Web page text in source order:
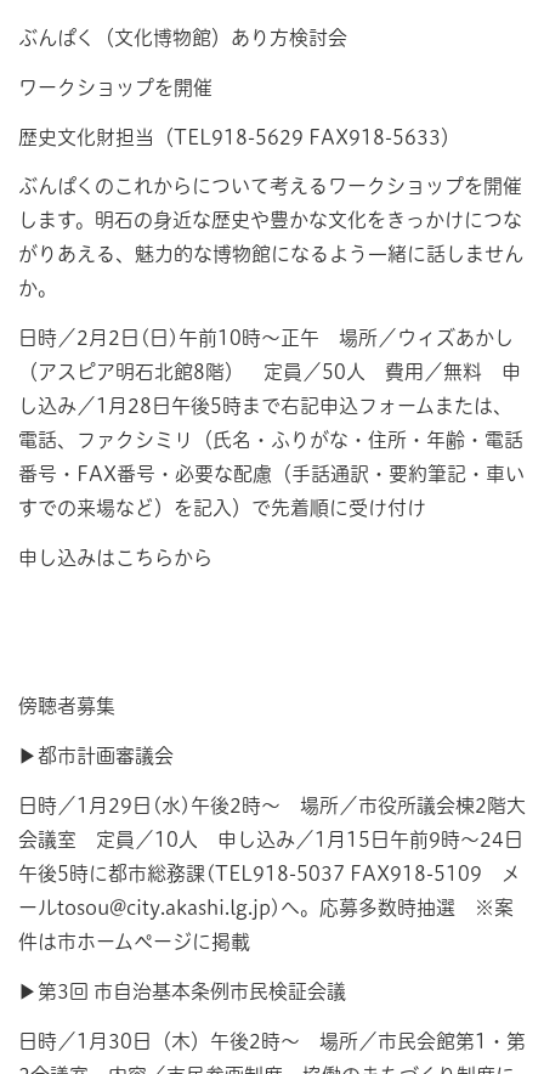
ぶんぱく（文化博物館）あり方検討会
ワークショップを開催
歴史文化財担当（TEL918-5629 FAX918-5633）
ぶんぱくのこれからについて考えるワークショップを開催
します。明石の身近な歴史や豊かな文化をきっかけにつな
がりあえる、魅力的な博物館になるよう一緒に話しません
か。
日時／2月2日(日)午前10時～正午 場所／ウィズあかし
（アスピア明石北館8階） 定員／50人 費用／無料 申
し込み／1月28日午後5時まで右記申込フォームまたは、
電話、ファクシミリ（氏名・ふりがな・住所・年齢・電話
番号・FAX番号・必要な配慮（手話通訳・要約筆記・車い
すでの来場など）を記入）で先着順に受け付け
申し込みはこちらから
傍聴者募集
▶都市計画審議会
日時／1月29日(水)午後2時～ 場所／市役所議会棟2階大
会議室 定員／10人 申し込み／1月15日午前9時～24日
午後5時に都市総務課(TEL918-5037 FAX918-5109 メ
ールtosou@city.akashi.lg.jp)へ。応募多数時抽選 ※案
件は市ホームページに掲載
▶第3回 市自治基本条例市民検証会議
日時／1月30日（木）午後2時～ 場所／市民会館第1・第